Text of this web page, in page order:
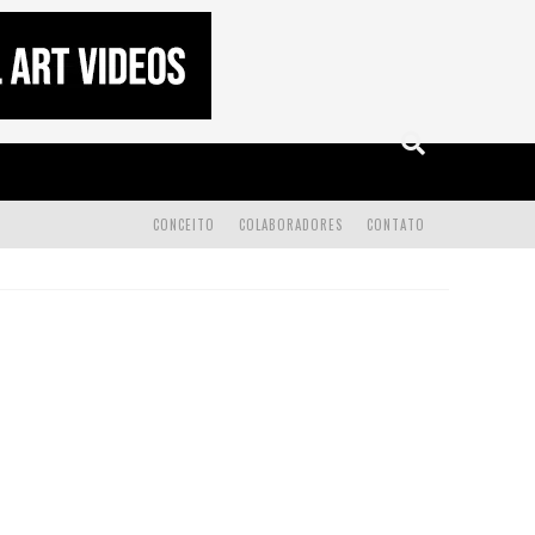
CONTATO
COLABORADORES
CONCEITO